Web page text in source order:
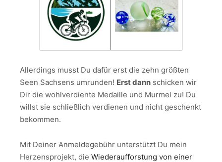
Allerdings musst Du dafür erst die zehn größten
Seen Sachsens umrunden! Erst dann schicken wir
Dir die wohlverdiente Medaille und Murmel zu! Du
willst sie schließlich verdienen und nicht geschenkt
bekommen.
Mit Deiner Anmeldegebühr unterstützt Du mein
Herzensprojekt, die Wiederaufforstung von einer